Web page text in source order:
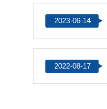
2023-06-14
2022-08-17